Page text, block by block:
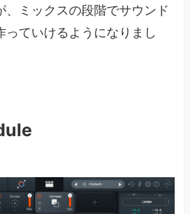
、ミックスの段階でサウンド
っていけるようになりまし